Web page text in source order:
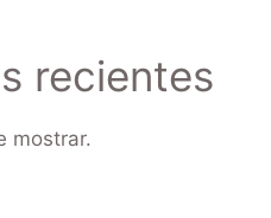
recientes
mostrar.